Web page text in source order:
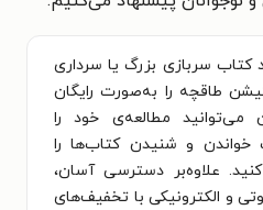
کتاب سربازی بزرگ یا سرداری
طاقچه را به‌صورت رایگان
می‌توانید مطالعه‌ی خود را
و شنیدن کتاب‌ها را
علاوه‌بر دسترسی آسان،
و الکترونیکی با تخفیف‌های